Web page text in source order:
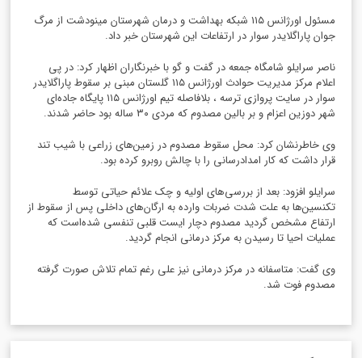
مسئول اورژانس ۱۱۵ شبکه بهداشت و درمان شهرستان مینودشت از مرگ
جوان پاراگلایدر سوار در ارتفاعات این شهرستان خبر داد.
ناصر سرایلو شامگاه جمعه در گفت و گو با خبرنگاران اظهار کرد: در پی
اعلام مرکز مدیریت حوادث اورژانس ۱۱۵ گلستان مبنی بر سقوط پاراگلایدر
سوار در سایت پروازی ترسه ، بلافاصله تیم اورژانس ۱۱۵ پایگاه جاده‌ای
شهر دوزین اعزام و بر بالین مصدوم که مردی ۳۰ ساله بود حاضر شدند.
وی خاطرنشان کرد: محل سقوط مصدوم در زمین‌های زراعی با شیب تند
قرار داشت که کار امدادرسانی را با چالش روبرو کرده بود.
سرایلو افزود: بعد از بررسی‌های اولیه و چک علائم حیاتی توسط
تکنسین‌ها به علت شدت ضربات وارده به ارگان‌های داخلی پس از سقوط از
ارتفاع مشخص گردید مصدوم دچار ایست قلبی تنفسی شده‌است که
عملیات احیا تا رسیدن به مرکز درمانی انجام گردید.
وی گفت:‌ متاسفانه در مرکز درمانی نیز علی رغم تمام تلاش صورت گرفته
مصدوم فوت شد.